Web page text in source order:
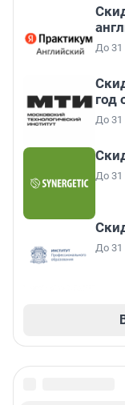
До 31
год
До 31
До 31
До 31